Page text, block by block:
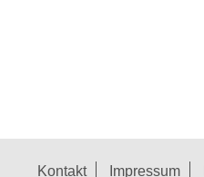
Kontakt Impressum